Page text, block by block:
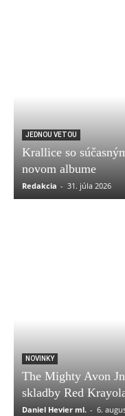
JEDNOU VETOU
Krallice so
novom albume
Redakcia - 31. júla 2026
NOVINKY
The Mighty Avon
skladby Red
Daniel Hevier ml. - 6.